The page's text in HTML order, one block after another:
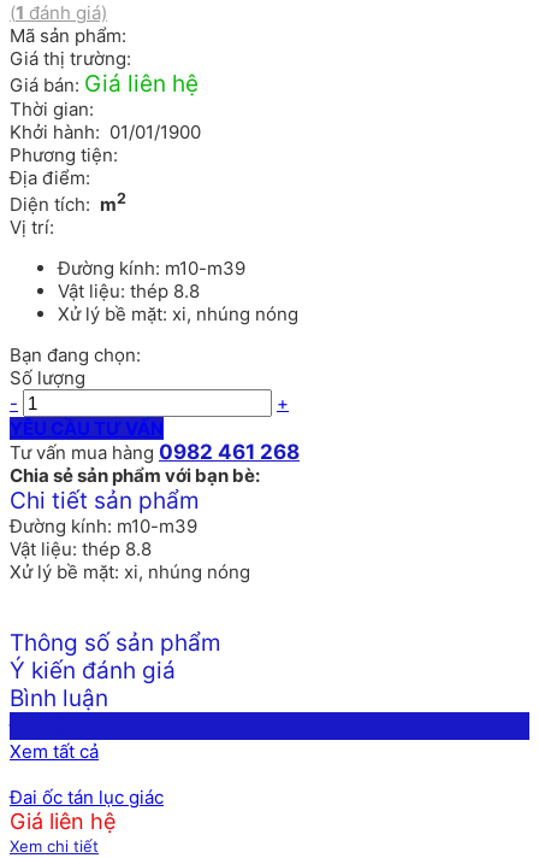
(1 đánh giá)
Mã sản phẩm:
Giá thị trường:
Giá bán: Giá liên hệ
Thời gian:
Khởi hành: 01/01/1900
Phương tiện:
Địa điểm:
Diện tích: m2
Vị trí:
Đường kính: m10-m39
Vật liệu: thép 8.8
Xử lý bề mặt: xi, nhúng nóng
Bạn đang chọn:
Số lượng
-
+
YÊU CẦU TƯ VẤN
Tư vấn mua hàng 0982 461 268
Chia sẻ sản phẩm với bạn bè:
Chi tiết sản phẩm
Đường kính: m10-m39
Vật liệu: thép 8.8
Xử lý bề mặt: xi, nhúng nóng
Thông số sản phẩm
Ý kiến đánh giá
Bình luận
Xem tất cả
Đai ốc tán lục giác
Giá liên hệ
Xem chi tiết